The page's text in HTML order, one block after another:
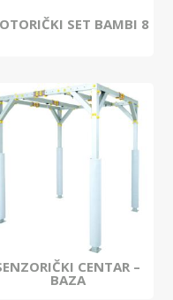
SET BAMBI 8
CENTAR –
BAZA